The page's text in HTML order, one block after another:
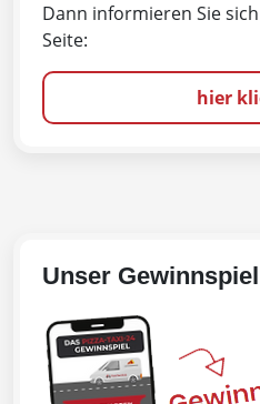
Dann informieren Sie
Seite:
hier
Unser Gewinnspiel